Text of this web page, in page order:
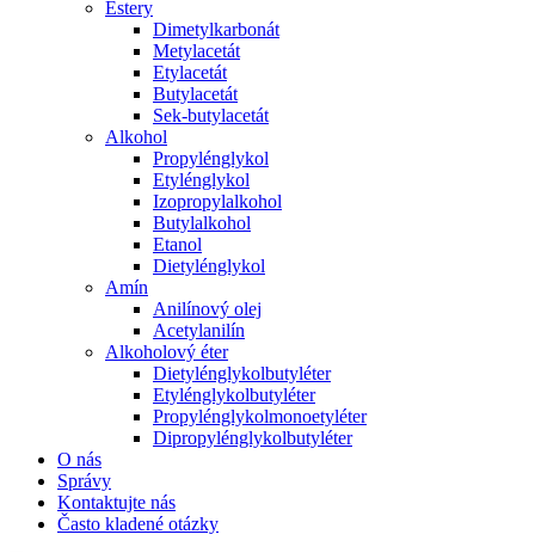
Estery
Dimetylkarbonát
Metylacetát
Etylacetát
Butylacetát
Sek-butylacetát
Alkohol
Propylénglykol
Etylénglykol
Izopropylalkohol
Butylalkohol
Etanol
Dietylénglykol
Amín
Anilínový olej
Acetylanilín
Alkoholový éter
Dietylénglykolbutyléter
Etylénglykolbutyléter
Propylénglykolmonoetyléter
Dipropylénglykolbutyléter
O nás
Správy
Kontaktujte nás
Často kladené otázky